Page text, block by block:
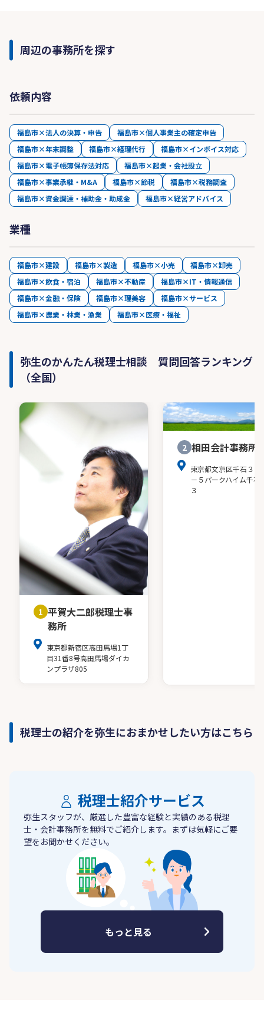
周辺の事務所を探す
依頼内容
福島市×法人の決算・申告
福島市×個人事業主の確定申告
福島市×年末調整
福島市×経理代行
福島市×インボイス対応
福島市×電子帳簿保存法対応
福島市×起業・会社設立
福島市×事業承継・M&A
福島市×節税
福島市×税務調査
福島市×資金調達・補助金・助成金
福島市×経営アドバイス
業種
福島市×建設 福島市×製造 福島市×小売
福島市×卸売
福島市×飲食・宿泊
福島市×不動産
福島市×IT・情報通信
福島市×金融・保険
福島市×理美容
福島市×サービス
福島市×農業・林業・漁業
福島市×医療・福祉
弥生のかんたん税理士相談 質問回答ランキング
（全国）
1 平賀大二郎税理士事
務所
東京都新宿区高田馬場1丁
目31番8号高田馬場ダイカ
ンプラザ805
2 相田会計事務所
東京都文京区千石３－
－５パークハイム千石
３
税理士の紹介を弥生におまかせしたい方はこちら
税理士紹介サービス
弥生スタッフが、厳選した豊富な経験と実績のある税理
士・会計事務所を無料でご紹介します。まずは気軽にご要
望をお聞かせください。
もっと見る